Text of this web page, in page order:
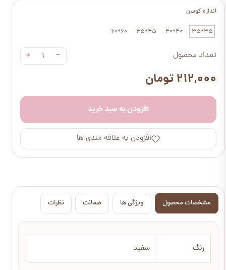
اندازه کوسن
35*35
40*40
45*45
60*60
تعداد محصول −
+
۲۱۲,۰۰۰ تومان
افزودن به سبد خرید
افزودن به علاقه مندی ها
مشخصات محصول ویژگی ها ضمانت نظرات
رنگ سفید